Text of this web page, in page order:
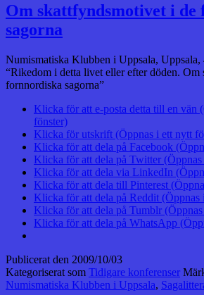
Om skattfyndsmotivet i de
sagorna
Numismatiska Klubben i Uppsala, Uppsala,
“Rikedom i detta livet eller efter döden. Om
fornnordiska sagorna”
Klicka för att e-posta detta till en vän
fönster)
Klicka för utskrift (Öppnas i ett nytt
Klicka för att dela på Facebook
Klicka för att dela på Twitter
Klicka för att dela via LinkedIn
Klicka för att dela till Pinterest
Klicka för att dela på Reddit (Öppnas
Klicka för att dela på Tumblr
Klicka för att dela på WhatsApp
Publicerat den 2009/10/03
Kategoriserat som Tidigare konferenser
Numismatiska Klubben i Uppsala,